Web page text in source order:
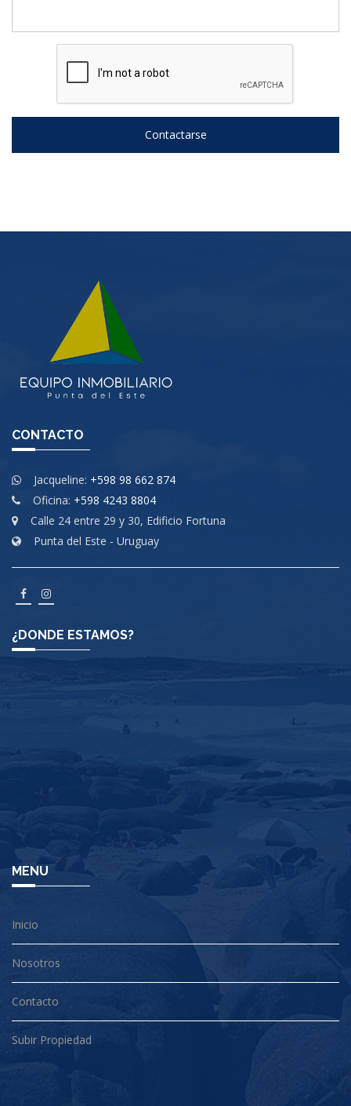
Contactarse
CONTACTO
Jacqueline: +598 98 662 874
Oficina: +598 4243 8804
Calle 24 entre 29 y 30, Edificio Fortuna
Punta del Este - Uruguay
¿DONDE ESTAMOS?
MENU
Inicio
Nosotros
Contacto
Subir Propiedad